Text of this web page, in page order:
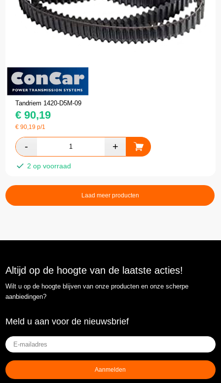
Tandriem 1420-D5M-09
€ 90,19
€90,19 p/1
2 op voorraad
Laad meer producten
Altijd op de hoogte van de laatste acties!
Wilt u op de hoogte blijven van onze producten en onze scherpe
aanbiedingen?
Meld u aan voor de nieuwsbrief
E-
mailadres(Vereist)
Aanmelden